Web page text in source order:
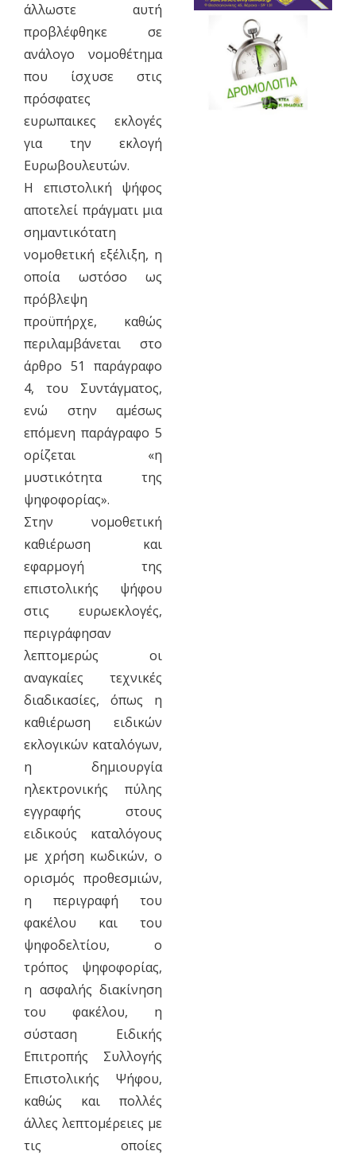
άλλωστε αυτή
προβλέφθηκε σε
ανάλογο νομοθέτημα
που ίσχυσε στις
πρόσφατες
ευρωπαικες εκλογές
για την εκλογή
Ευρωβουλευτών.
Η επιστολική ψήφος
αποτελεί πράγματι μια
σημαντικότατη
νομοθετική εξέλιξη, η
οποία ωστόσο ως
πρόβλεψη
προϋπήρχε, καθώς
περιλαμβάνεται στο
άρθρο 51 παράγραφο
4, του Συντάγματος,
ενώ στην αμέσως
επόμενη παράγραφο 5
ορίζεται «η
μυστικότητα της
ψηφοφορίας».
Στην νομοθετική
καθιέρωση και
εφαρμογή της
επιστολικής ψήφου
στις ευρωεκλογές,
περιγράφησαν
λεπτομερώς οι
αναγκαίες τεχνικές
διαδικασίες, όπως η
καθιέρωση ειδικών
εκλογικών καταλόγων,
η δημιουργία
ηλεκτρονικής πύλης
εγγραφής στους
ειδικούς καταλόγους
με χρήση κωδικών, ο
ορισμός προθεσμιών,
η περιγραφή του
φακέλου και του
ψηφοδελτίου, ο
τρόπος ψηφοφορίας,
η ασφαλής διακίνηση
του φακέλου, η
σύσταση Ειδικής
Επιτροπής Συλλογής
Επιστολικής Ψήφου,
καθώς και πολλές
άλλες λεπτομέρειες με
τις οποίες